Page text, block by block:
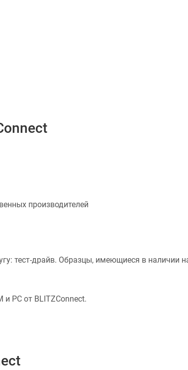
производителей
тест-драйв. Образцы, имеющиеся в наличии
PC от BLITZConnect.